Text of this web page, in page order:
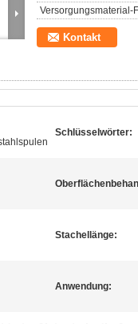
Versorgungsmaterial-
Kontakt
Schlüsselwörter:
Stachellänge:
Anwendung: